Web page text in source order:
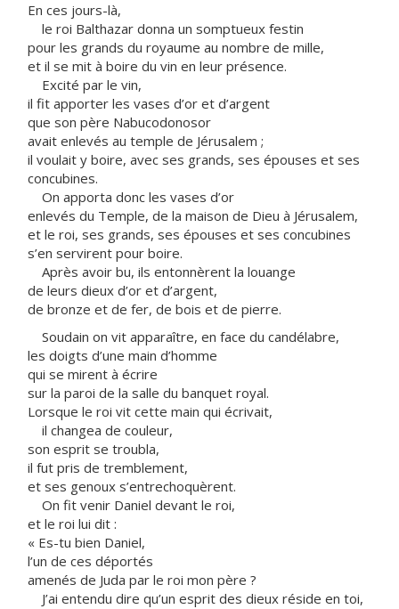
En ces jours-là,
le roi Balthazar donna un somptueux festin
pour les grands du royaume au nombre de mille,
et il se mit à boire du vin en leur présence.
Excité par le vin,
il fit apporter les vases d’or et d’argent
que son père Nabucodonosor
avait enlevés au temple de Jérusalem ;
il voulait y boire, avec ses grands, ses épouses et ses
concubines.
On apporta donc les vases d’or
enlevés du Temple, de la maison de Dieu à Jérusalem,
et le roi, ses grands, ses épouses et ses concubines
s’en servirent pour boire.
Après avoir bu, ils entonnèrent la louange
de leurs dieux d’or et d’argent,
de bronze et de fer, de bois et de pierre.
Soudain on vit apparaître, en face du candélabre,
les doigts d’une main d’homme
qui se mirent à écrire
sur la paroi de la salle du banquet royal.
Lorsque le roi vit cette main qui écrivait,
il changea de couleur,
son esprit se troubla,
il fut pris de tremblement,
et ses genoux s’entrechoquèrent.
On fit venir Daniel devant le roi,
et le roi lui dit :
« Es-tu bien Daniel,
l’un de ces déportés
amenés de Juda par le roi mon père ?
J’ai entendu dire qu’un esprit des dieux réside en toi,